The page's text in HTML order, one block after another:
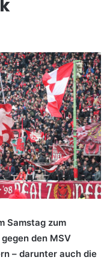
Samstag zum
den MSV
– darunter auch die